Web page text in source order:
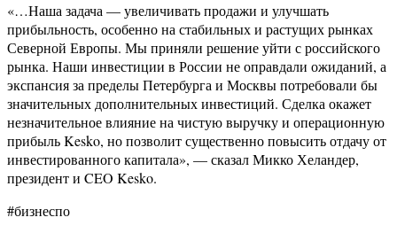
«…Наша задача — увеличивать продажи и улучшать
прибыльность, особенно на стабильных и растущих рынках
Северной Европы. Мы приняли решение уйти с российского
рынка. Наши инвестиции в России не оправдали ожиданий, а
экспансия за пределы Петербурга и Москвы потребовали бы
значительных дополнительных инвестиций. Сделка окажет
незначительное влияние на чистую выручку и операционную
прибыль Kesko, но позволит существенно повысить отдачу от
инвестированного капитала», — сказал Микко Хеландер,
президент и CEO Kesko.
#бизнеспо